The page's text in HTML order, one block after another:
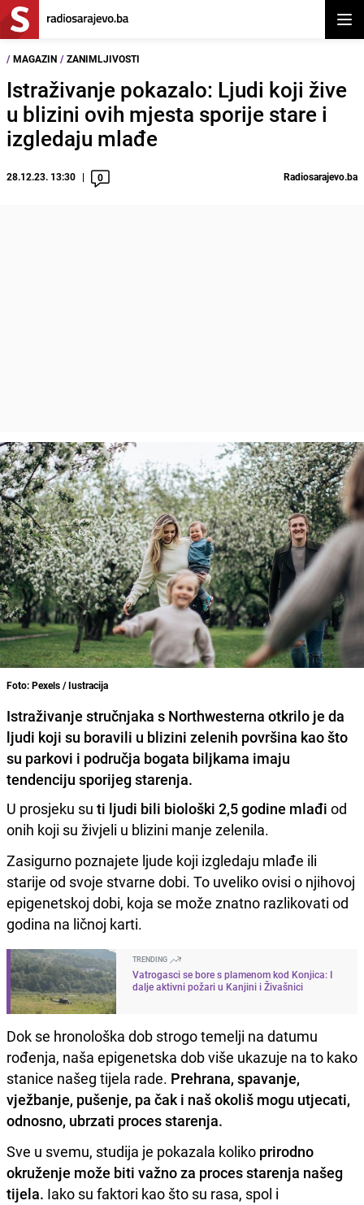
/ MAGAZIN / ZANIMLJIVOSTI
Istraživanje pokazalo: Ljudi koji žive
u blizini ovih mjesta sporije stare i
izgledaju mlađe
28.12.23. 13:30 0 Radiosarajevo.ba
Foto: Pexels / Iustracija
Istraživanje stručnjaka s Northwesterna otkrilo je da
ljudi koji su boravili u blizini zelenih površina kao što
su parkovi i područja bogata biljkama imaju
tendenciju sporijeg starenja.
U prosjeku su ti ljudi bili biološki 2,5 godine mlađi od
onih koji su živjeli u blizini manje zelenila.
Zasigurno poznajete ljude koji izgledaju mlađe ili
starije od svoje stvarne dobi. To uveliko ovisi o njihovoj
epigenetskoj dobi, koja se može znatno razlikovati od
godina na ličnoj karti.
TRENDING
Vatrogasci se bore s plamenom kod Konjica: I
dalje aktivni požari u Kanjini i Živašnici
Dok se hronološka dob strogo temelji na datumu
rođenja, naša epigenetska dob više ukazuje na to kako
stanice našeg tijela rade. Prehrana, spavanje,
vježbanje, pušenje, pa čak i naš okoliš mogu utjecati,
odnosno, ubrzati proces starenja.
Sve u svemu, studija je pokazala koliko prirodno
okruženje može biti važno za proces starenja našeg
tijela. Iako su faktori kao što su rasa, spol i